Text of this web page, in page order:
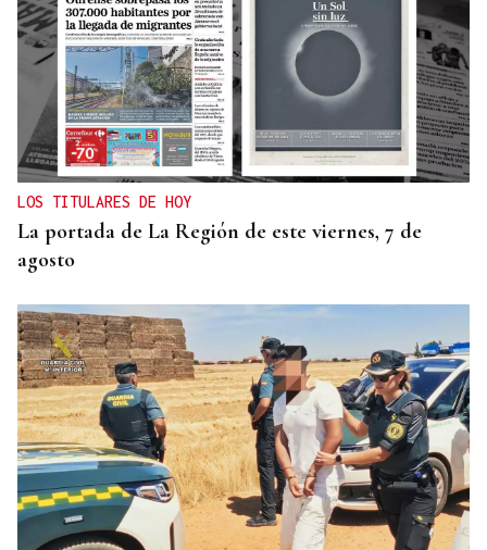
LOS TITULARES DE HOY
La portada de La Región de este viernes, 7 de
agosto